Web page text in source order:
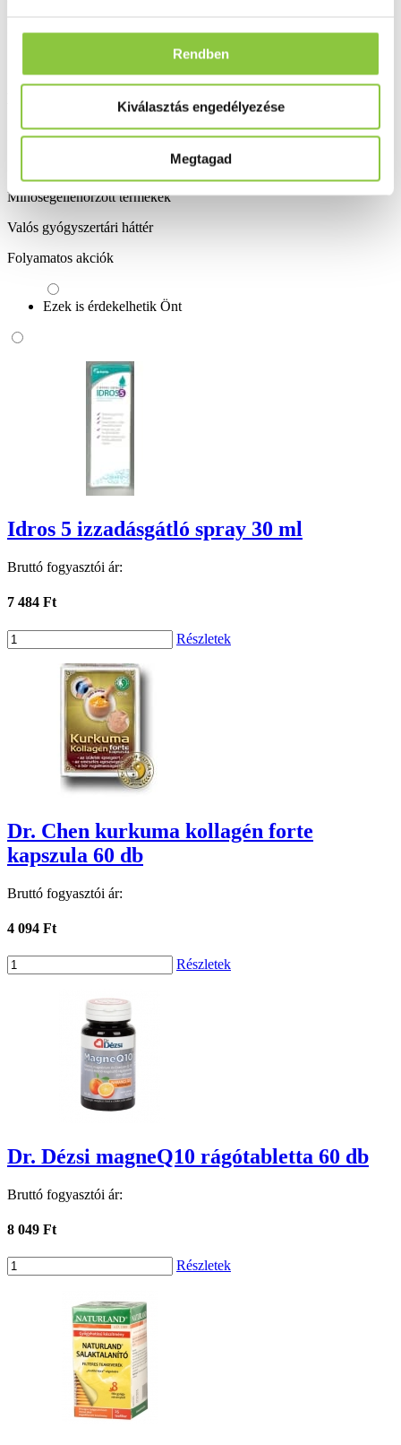
Rendben
Kiválasztás engedélyezése
Megtagad
A kockázatokról és mellékhatásokról olvassa el a betegtájékoztatót,
vagy kérdezze meg kezelőorvosát, gyógyszerészét!
Bővebben ...
Ingyenes szállítás 18 000 Ft felett
Minőségellenőrzött termékek
Valós gyógyszertári háttér
Folyamatos akciók
Ezek is érdekelhetik Önt
Idros 5 izzadásgátló spray 30 ml
Bruttó fogyasztói ár:
7 484 Ft
Részletek
Dr. Chen kurkuma kollagén forte
kapszula 60 db
Bruttó fogyasztói ár:
4 094 Ft
Részletek
Dr. Dézsi magneQ10 rágótabletta 60 db
Bruttó fogyasztói ár:
8 049 Ft
Részletek